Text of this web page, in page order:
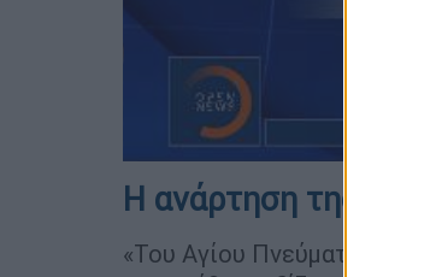
Η ανάρτηση της
«Του Αγίου Πνεύματος